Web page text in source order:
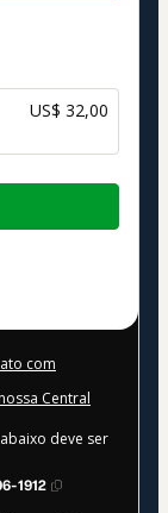
US$ 32,00
com
Central
deve ser
1912